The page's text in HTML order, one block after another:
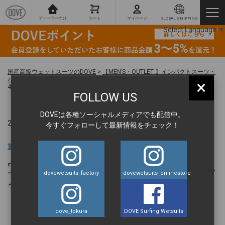
ディーラー向け カート マイページ GLOBAL SHIPPING
国産高級ウェットスーツのDOVE >
【MEN’S・OUTLET 】インパクトスーツ・
バックジップ・スプリング(3/2mm）177-Mサイズ
46-1
2026.07.02 ｜
旅の達人 BLOG
写真-2025-09-09-14-51-46-
1
×
FOLLOW US
DOVEは各種ソーシャルメディアでも配信中。
今すぐフォローして最新情報をチェック！
dovewetsuits_factory dovewetsuits_onlinestore
dove_tokura DOVE Surfing Wetsuits
Select Language ▼